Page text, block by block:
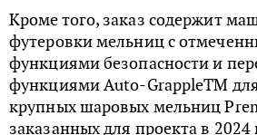
Кроме того, заказ содержит
футеровки мельниц с
функциями безопасности и
функциями Auto-GrappleTM
крупных шаровых мельниц
заказанных для проекта в 2024